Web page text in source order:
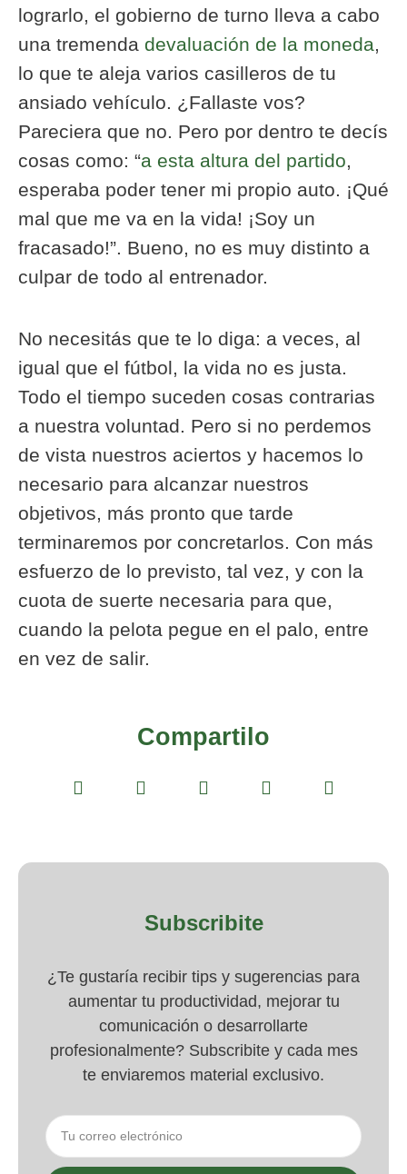
lograrlo, el gobierno de turno lleva a cabo
una tremenda devaluación de la moneda,
lo que te aleja varios casilleros de tu
ansiado vehículo. ¿Fallaste vos?
Pareciera que no. Pero por dentro te decís
cosas como: “a esta altura del partido,
esperaba poder tener mi propio auto. ¡Qué
mal que me va en la vida! ¡Soy un
fracasado!”. Bueno, no es muy distinto a
culpar de todo al entrenador.
No necesitás que te lo diga: a veces, al
igual que el fútbol, la vida no es justa.
Todo el tiempo suceden cosas contrarias
a nuestra voluntad. Pero si no perdemos
de vista nuestros aciertos y hacemos lo
necesario para alcanzar nuestros
objetivos, más pronto que tarde
terminaremos por concretarlos. Con más
esfuerzo de lo previsto, tal vez, y con la
cuota de suerte necesaria para que,
cuando la pelota pegue en el palo, entre
en vez de salir.
Compartilo
Subscribite
¿Te gustaría recibir tips y sugerencias para
aumentar tu productividad, mejorar tu
comunicación o desarrollarte
profesionalmente? Subscribite y cada mes
te enviaremos material exclusivo.